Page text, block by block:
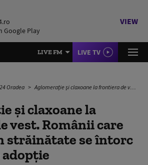
Google Play
VIEW
LIVE FM LIVE TV
Oradea Aglomerație și claxoane la frontiera de vest. Românii care muncesc în străinătate se întorc în țările de adopție
și claxoane la
vest. Românii care
străinătate se întorc